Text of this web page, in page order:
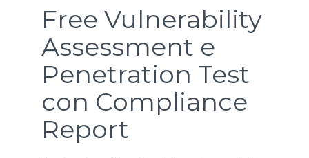
Free Vulnerability
Assessment e
Penetration Test
con Compliance
Report